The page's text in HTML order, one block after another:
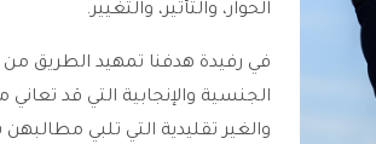
الحوار، والتأثير، والتغيير.
في رفيدة هدفنا تمهيد الطريق
الجنسية والإنجابية التي قد
والغير تقليدية التي تلبي